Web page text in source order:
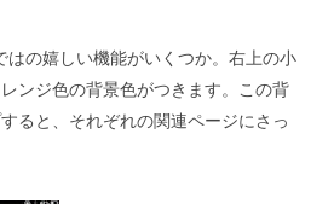
の嬉しい機能がいくつか。右上の小
ンジ色の背景色がつきます。この背
ると、それぞれの関連ページにさっ